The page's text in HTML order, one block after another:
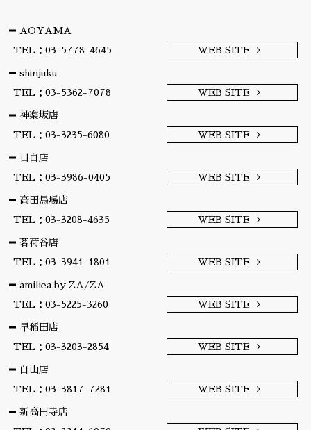
AOYAMA
TEL：03-5778-4645
WEB SITE
shinjuku
TEL：03-5362-7078
WEB SITE
神楽坂店
TEL：03-3235-6080
WEB SITE
目白店
TEL：03-3986-0405
WEB SITE
高田馬場店
TEL：03-3208-4635
WEB SITE
茗荷谷店
TEL：03-3941-1801
WEB SITE
amiliea by ZA/ZA
TEL：03-5225-3260
WEB SITE
早稲田店
TEL：03-3203-2854
WEB SITE
白山店
TEL：03-3817-7281
WEB SITE
新高円寺店